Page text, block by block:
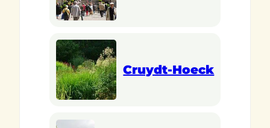
Cruydt-Hoeck